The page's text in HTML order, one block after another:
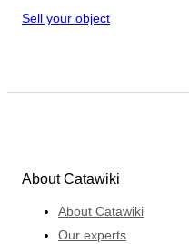
Sell your object
About Catawiki
About Catawiki
Our experts